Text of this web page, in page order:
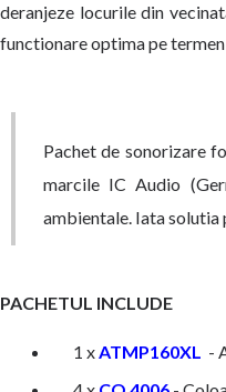
deranjeze locurile din
functionare optima pe
Pachet de sonorizare
marcile IC Audio
ambientale. Iata solutia
PACHETUL INCLUDE
1 xATMP160XL -